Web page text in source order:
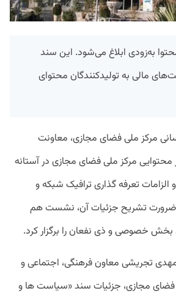
به‌زودی ابلاغ می‌شود. این سند
مالی به تولیدکنندگان محتوای
مرکز ملی فضای مجازی، معاونت
محتوایی مرکز ملی فضای مجازی در آستانه
تعرفه گذاری ترافیک شبکه و
ضرورت تشریح جزئیات آن، نشست هم
بخش خصوصی و ذی نفعان را برگزار کرد.
تجریشی معاون فرهنگی، اجتماعی و
فضای مجازی، جزئیات سند «سیاست ها و